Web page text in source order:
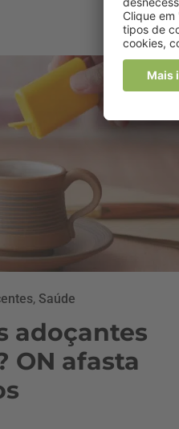
, Saúde
adoçantes
ON afasta